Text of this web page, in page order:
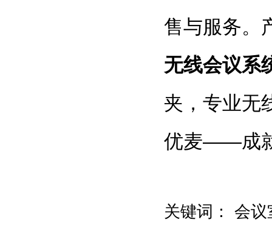
售与服务。
无线会议系
夹，专业无
优麦——成
关键词： 会议